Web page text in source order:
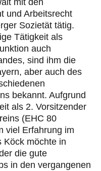
mit den
und Arbeitsrecht
Sozietät tätig.
Tätigkeit als
auch
sind ihm die
aber auch des
bekannt. Aufgrund
als 2. Vorsitzender
(EHC 80
viel Erfahrung im
Köck möchte in
die gute
in den vergangenen